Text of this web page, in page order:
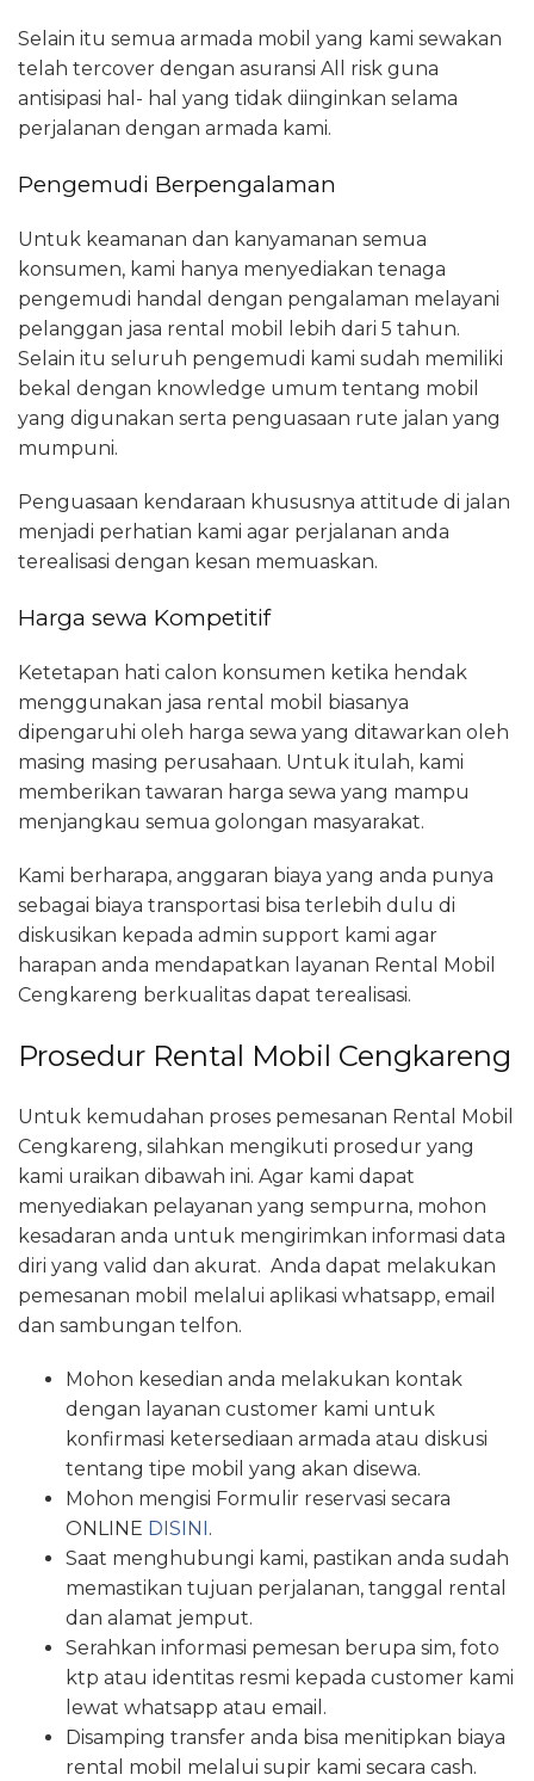
Selain itu semua armada mobil yang kami sewakan
telah tercover dengan asuransi All risk guna
antisipasi hal- hal yang tidak diinginkan selama
perjalanan dengan armada kami.
Pengemudi Berpengalaman
Untuk keamanan dan kanyamanan semua
konsumen, kami hanya menyediakan tenaga
pengemudi handal dengan pengalaman melayani
pelanggan jasa rental mobil lebih dari 5 tahun.
Selain itu seluruh pengemudi kami sudah memiliki
bekal dengan knowledge umum tentang mobil
yang digunakan serta penguasaan rute jalan yang
mumpuni.
Penguasaan kendaraan khususnya attitude di jalan
menjadi perhatian kami agar perjalanan anda
terealisasi dengan kesan memuaskan.
Harga sewa Kompetitif
Ketetapan hati calon konsumen ketika hendak
menggunakan jasa rental mobil biasanya
dipengaruhi oleh harga sewa yang ditawarkan oleh
masing masing perusahaan. Untuk itulah, kami
memberikan tawaran harga sewa yang mampu
menjangkau semua golongan masyarakat.
Kami berharapa, anggaran biaya yang anda punya
sebagai biaya transportasi bisa terlebih dulu di
diskusikan kepada admin support kami agar
harapan anda mendapatkan layanan Rental Mobil
Cengkareng berkualitas dapat terealisasi.
Prosedur Rental Mobil Cengkareng
Untuk kemudahan proses pemesanan Rental Mobil
Cengkareng, silahkan mengikuti prosedur yang
kami uraikan dibawah ini. Agar kami dapat
menyediakan pelayanan yang sempurna, mohon
kesadaran anda untuk mengirimkan informasi data
diri yang valid dan akurat. Anda dapat melakukan
pemesanan mobil melalui aplikasi whatsapp, email
dan sambungan telfon.
Mohon kesedian anda melakukan kontak
dengan layanan customer kami untuk
konfirmasi ketersediaan armada atau diskusi
tentang tipe mobil yang akan disewa.
Mohon mengisi Formulir reservasi secara
ONLINE DISINI .
Saat menghubungi kami, pastikan anda sudah
memastikan tujuan perjalanan, tanggal rental
dan alamat jemput.
Serahkan informasi pemesan berupa sim, foto
ktp atau identitas resmi kepada customer kami
lewat whatsapp atau email.
Disamping transfer anda bisa menitipkan biaya
rental mobil melalui supir kami secara cash.